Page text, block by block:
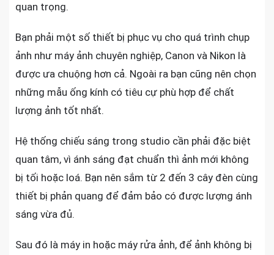
quan trọng.
Bạn phải một số thiết bị phục vụ cho quá trình chụp
ảnh như máy ảnh chuyên nghiệp, Canon và Nikon là
được ưa chuộng hơn cả. Ngoài ra bạn cũng nên chọn
những mẫu ống kính có tiêu cự phù hợp để chất
lượng ảnh tốt nhất.
Hệ thống chiếu sáng trong studio cần phải đặc biệt
quan tâm, vì ánh sáng đạt chuẩn thì ảnh mới không
bị tối hoặc loá. Bạn nên sắm từ 2 đến 3 cây đèn cùng
thiết bị phản quang để đảm bảo có được lượng ánh
sáng vừa đủ.
Sau đó là máy in hoặc máy rửa ảnh, để ảnh không bị